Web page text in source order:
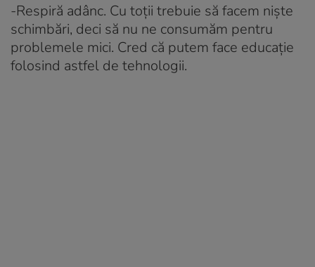
-Respiră adânc. Cu toții trebuie să facem niște
schimbări, deci să nu ne consumăm pentru
problemele mici. Cred că putem face educație
folosind astfel de tehnologii.